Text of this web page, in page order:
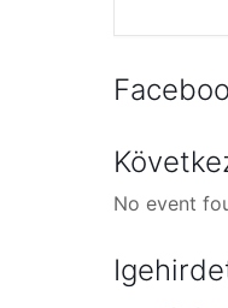
No event